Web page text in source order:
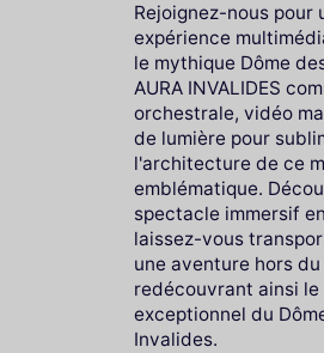
Rejoignez-nous pour
expérience
le mythique Dôme
AURA INVALIDES
orchestrale, vidéo
de lumière pour
l'architecture de ce
emblématique.
spectacle immersif
laissez-vous
une aventure hors du
redécouvrant ainsi le
exceptionnel du
Invalides.